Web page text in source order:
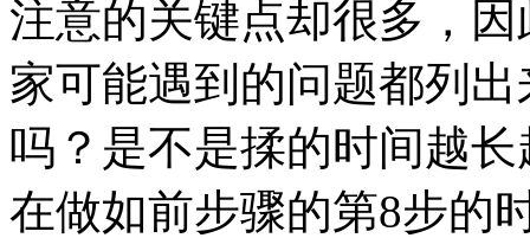
注意的关键点却很多，
家可能遇到的问题都列
吗？是不是揉的时间越
在做如前步骤的第8步的